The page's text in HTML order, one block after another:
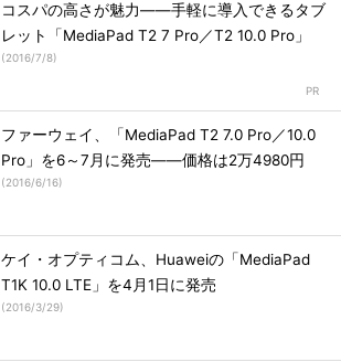
コスパの高さが魅力――手軽に導入できるタブ
レット「MediaPad T2 7 Pro／T2 10.0 Pro」
(2016/7/8)
ファーウェイ、「MediaPad T2 7.0 Pro／10.0
Pro」を6～7月に発売――価格は2万4980円
(2016/6/16)
ケイ・オプティコム、Huaweiの「MediaPad
T1K 10.0 LTE」を4月1日に発売
(2016/3/29)